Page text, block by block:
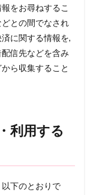
をお尋ねするこ
との間でなされ
に関する情報を,
信先などを含み
ら収集すること
利用する
下のとおりで